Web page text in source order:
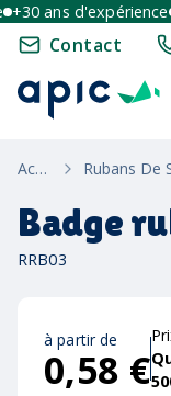
ans d'expérience
Contact
Accueil
Badge
RRB03
à partir de
0,58 €